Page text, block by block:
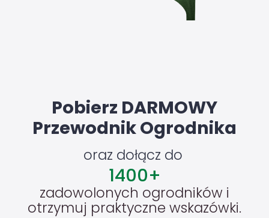
Pobierz DARMOWY
Przewodnik Ogrodnika
oraz dołącz do
zadowolonych ogrodników i
otrzymuj praktyczne wskazówki.
1400+